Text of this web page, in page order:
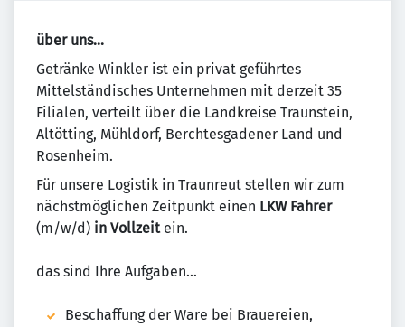
über uns...
Getränke Winkler ist ein privat geführtes
Mittelständisches Unternehmen mit derzeit 35
Filialen, verteilt über die Landkreise Traunstein,
Altötting, Mühldorf, Berchtesgadener Land und
Rosenheim.
Für unsere Logistik in Traunreut stellen wir zum
nächstmöglichen Zeitpunkt einen LKW Fahrer
(m/w/d) in Vollzeit ein.
das sind Ihre Aufgaben...
Beschaffung der Ware bei Brauereien,